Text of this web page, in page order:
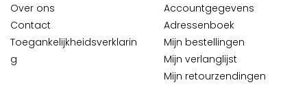
S
I
G
E
Over ons
Contact
Toegankelijkheidsverklarin
g
Accountgegevens
Adressenboek
Mijn bestellingen
Mijn verlanglijst
Mijn retourzendingen